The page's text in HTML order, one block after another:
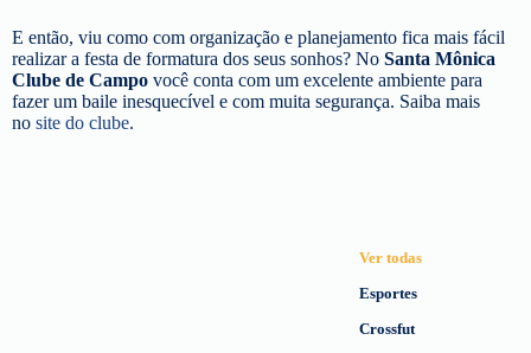
E então, viu como com organização e planejamento fica mais fácil
realizar a festa de formatura dos seus sonhos? No Santa Mônica
Clube de Campo você conta com um excelente ambiente para
fazer um baile inesquecível e com muita segurança. Saiba mais
no site do clube.
Ver todas
Esportes
Crossfut